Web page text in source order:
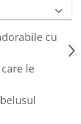
cu
le